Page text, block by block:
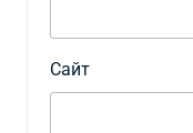
Сайт